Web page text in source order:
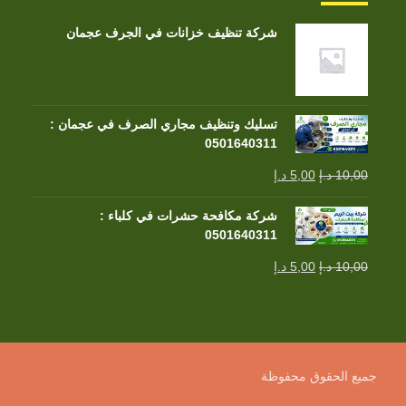
شركة تنظيف خزانات في الجرف عجمان
تسليك وتنظيف مجاري الصرف في عجمان :
0501640311
10,00 د.إ 5,00 د.إ
شركة مكافحة حشرات في كلباء :
0501640311
10,00 د.إ 5,00 د.إ
جميع الحقوق محفوظة